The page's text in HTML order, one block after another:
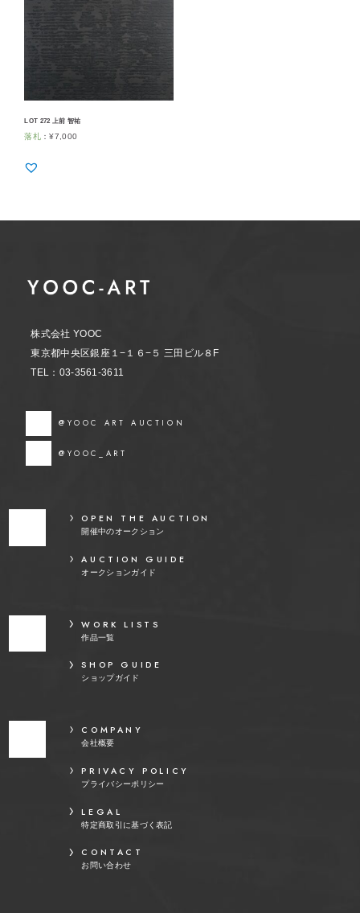
LOT 272 上前 智祐
落札 ：¥7,000
株式会社 YOOC
東京都中央区銀座１−１６−５ 三田ビル８F
TEL：03-3561-3611
@YOOC ART AUCTION
@YOOC_ART
OPEN THE AUCTION
開催中のオークション
AUCTION GUIDE
オークションガイド
WORK LISTS
作品一覧
SHOP GUIDE
ショップガイド
COMPANY
会社概要
PRIVACY POLICY
プライバシーポリシー
LEGAL
特定商取引に基づく表記
CONTACT
お問い合わせ